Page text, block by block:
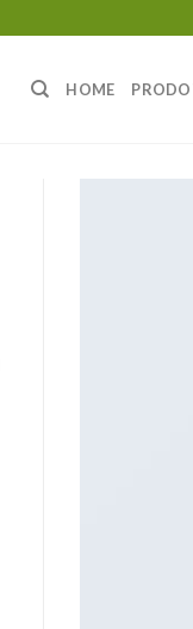
HOME